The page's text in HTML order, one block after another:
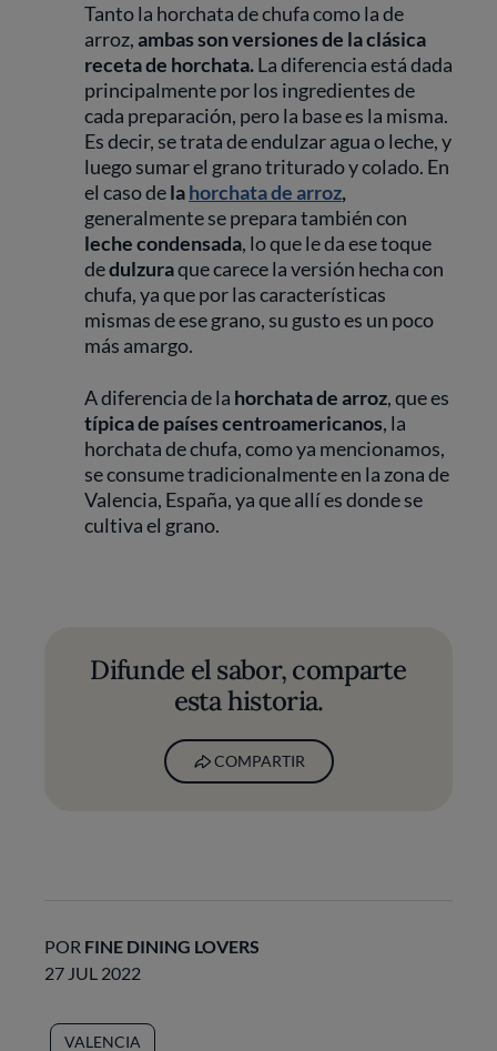
Tanto la horchata de chufa como la de
arroz,ambas son versiones de la clásica
receta de horchata.La diferencia está dada
principalmente por los ingredientes de
cada preparación, pero la base es la misma.
Es decir, se trata de endulzar agua o leche, y
luego sumar el grano triturado y colado. En
el caso delahorchata de arroz,
generalmente se prepara también con
leche condensada, lo que le da ese toque
dedulzuraque carece la versión hecha con
chufa, ya que por las características
mismas de ese grano, su gusto es un poco
más amargo.
A diferencia de la horchata de arroz, que es
típica de países centroamericanos, la
horchata de chufa, como ya mencionamos,
se consume tradicionalmente en la zona de
Valencia, España, ya que allí es donde se
cultiva el grano.
Difunde el sabor, comparte
esta historia.
COMPARTIR
POR FINE DINING LOVERS
27 JUL 2022
VALENCIA